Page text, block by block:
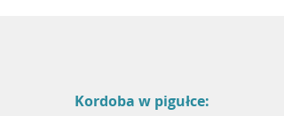
Kordoba w pigułce: